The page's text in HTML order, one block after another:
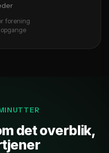
forening
det overblik,